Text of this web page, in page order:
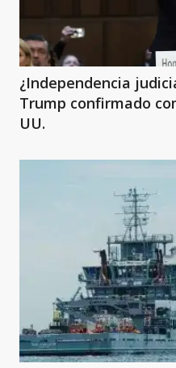
¿Independencia
Trump confirmado
UU.